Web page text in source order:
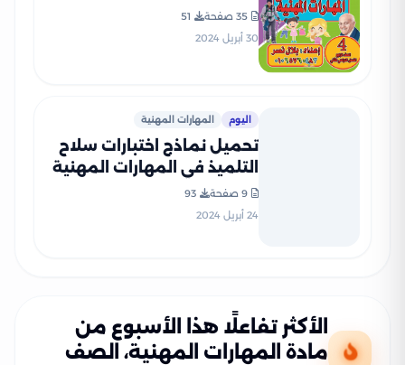
الرابع الابتدائي الترم الثاني
35 صفحة
51
30 أبريل 2024
اليوم المهارات المهنية
تحميل نماذج اختبارات سلاح
التلميذ في المهارات المهنية
للصف الرابع الابتدائي مع
إجاباتها النموذجية
9 صفحة
93
24 أبريل 2024
الأكثر تفاعلًا هذا الأسبوع من
مادة المهارات المهنية، الصف